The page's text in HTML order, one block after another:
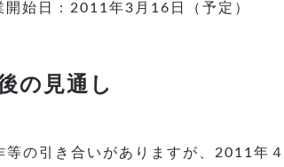
開始日 : 2011年3月16日（予定）
の見通し
等の引き合いがありますが、2011年